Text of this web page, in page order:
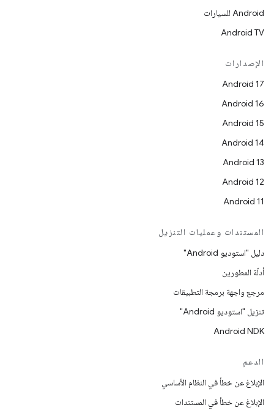
Android للسيارات
Android TV
الإصدارات
Android 17
Android 16
Android 15
Android 14
Android 13
Android 12
Android 11
المستندات وعمليات التنزيل
دليل "استوديو Android"
أدلّة المطورين
مرجع واجهة برمجة التطبيقات
تنزيل "استوديو Android"
Android NDK
الدعم
الإبلاغ عن خطأ في النظام الأساسي
الإبلاغ عن خطأ في المستندات